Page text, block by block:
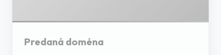
Predaná doména